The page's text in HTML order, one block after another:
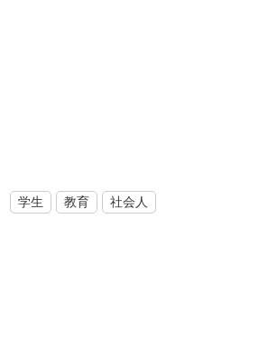
学生 教育 社会人